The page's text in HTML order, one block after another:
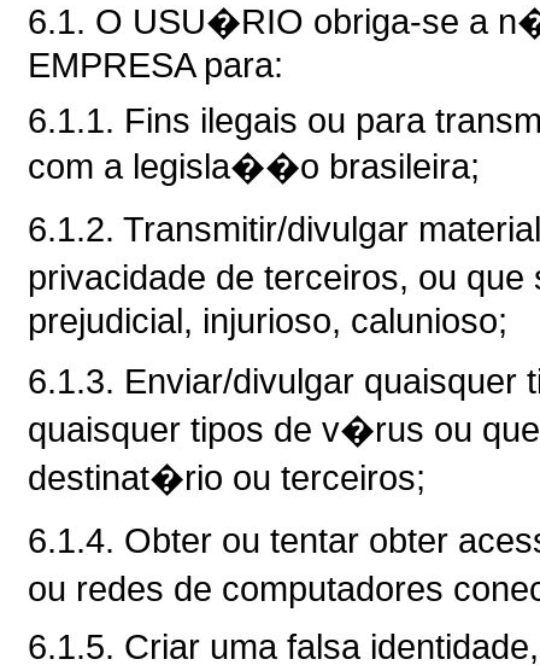
6.1. O USU�RIO obriga-se a
EMPRESA para:
6.1.1. Fins ilegais ou para
com a legisla��o brasileira;
6.1.2. Transmitir/divulgar
privacidade de terceiros, ou
prejudicial, injurioso, calunioso;
6.1.3. Enviar/divulgar
quaisquer tipos de v�rus ou
destinat�rio ou terceiros;
6.1.4. Obter ou tentar obter
ou redes de computadores
6.1.5. Criar uma falsa